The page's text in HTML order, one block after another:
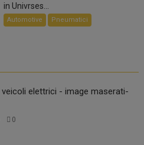
in Univrses...
Automotive Pneumatici
0